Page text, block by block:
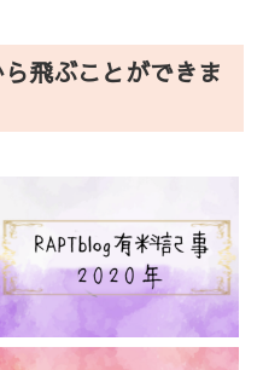
飛ぶことができま